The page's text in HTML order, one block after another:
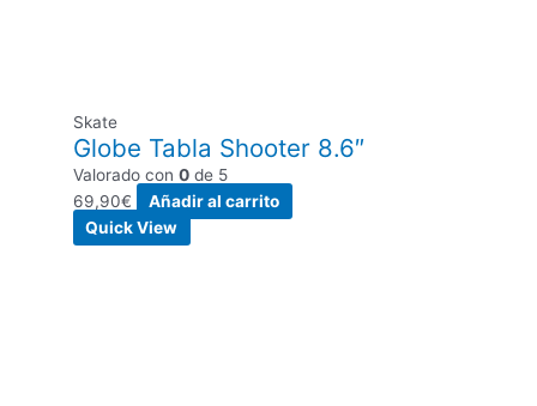
Skate
Globe Tabla Shooter 8.6″
Valorado con0 de 5
69,90€
Añadir al carrito
Quick View